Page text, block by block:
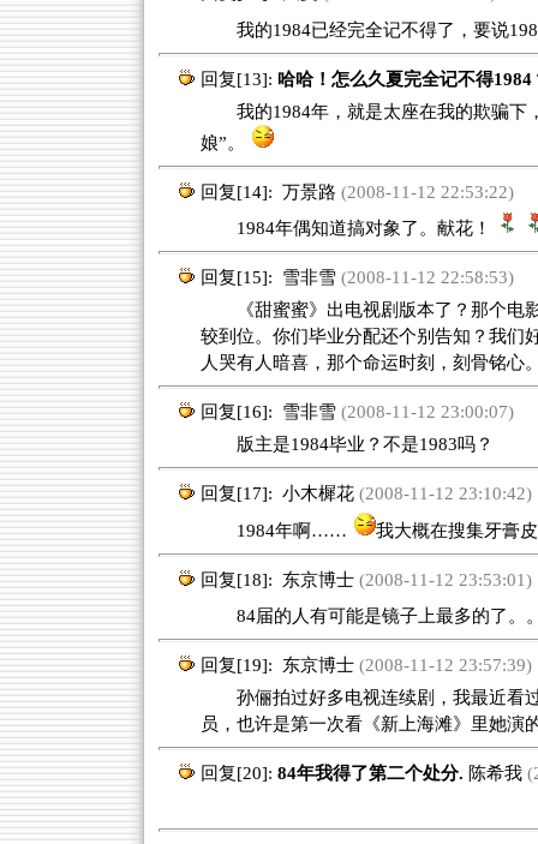
我的1984已经完全记不得了，要说
回复[13]: 哈哈！怎么久夏完全记不得1984
我的1984年，就是太座在我的欺骗下
娘”。
回复[14]: 万景路 (2008-11-12 22:53:22)
1984年偶知道搞对象了。献花！
回复[15]: 雪非雪(2008-11-12 22:58:53)
《甜蜜蜜》出电视剧版本了？那个电影
较到位。你们毕业分配还个别告知？我们
人哭有人暗喜，那个命运时刻，刻骨铭心
回复[16]: 雪非雪(2008-11-12 23:00:07)
版主是1984毕业？不是1983吗？
回复[17]: 小木樨花(2008-11-12 23:10:42)
1984年啊……
我大概在搜集牙膏
回复[18]: 东京博士(2008-11-12 23:53:01)
84届的人有可能是镜子上最多的了。
回复[19]: 东京博士(2008-11-12 23:57:39)
孙俪拍过好多电视连续剧，我最近看过
员，也许是第一次看《新上海滩》里她演
回复[20]: 84年我得了第二个处分. 陈希我